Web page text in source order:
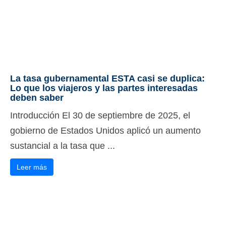
La tasa gubernamental ESTA casi se duplica:
Lo que los viajeros y las partes interesadas
deben saber
Introducción El 30 de septiembre de 2025, el
gobierno de Estados Unidos aplicó un aumento
sustancial a la tasa que ...
Leer más